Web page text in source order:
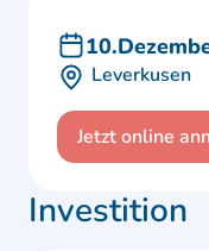
10.
Leverkusen
Jetzt online
Investition